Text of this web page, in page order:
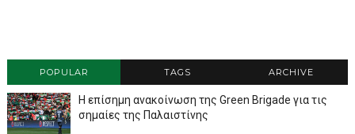
POPULAR TAGS ARCHIVE
Η επίσημη ανακοίνωση της Green Brigade για τις
σημαίες της Παλαιστίνης